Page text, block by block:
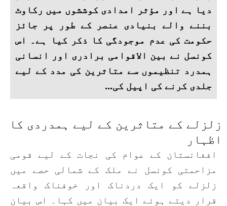
دیا ہے اور مؤثر امدادی کوششوں میں رکاوٹ
بننے والے بنیادی عنصر کے طور پر جائز
حکومت کی عدم موجودگی کا ذکر کیا ہے۔ اس
کونسل نے بین الاقوامی برادری اور انسانی
ہمدرد تنظیموں سے متاثرین کی مدد کے لیے
جلدی کرنے کی اپیل کی...
زلزلے کے متاثرین کے لیے ہمدردی کا
اظہار
افغانستان کے عوام کی نجات کے لیے قومی
مزاحمتی کونسل نے ملک کے شمالی حصے میں
زلزلے کو ایک دردناک اور خوفناک واقعہ
قرار دیتے ہوئے ایک بیان میں کہا۔ اس بیان